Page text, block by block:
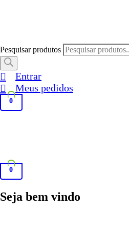
Pesquisar produtos
Entrar
Meus pedidos
0
0
Seja bem vindo